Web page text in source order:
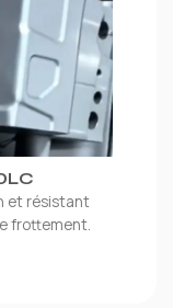
et résistant
frottement.